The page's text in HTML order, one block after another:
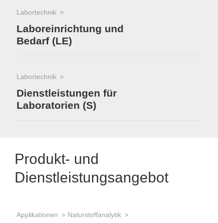
Labortechnik
Laboreinrichtung und
Bedarf (LE)
Labortechnik
Dienstleistungen für
Laboratorien (S)
Produkt- und
Dienstleistungsangebot
Applikationen Naturstoffanalytik